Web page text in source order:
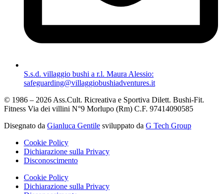
S.s.d. villaggio bushi a r.l. Maura Alessio:
safeguarding@villaggiobushiadventures.it
© 1986 – 2026 Ass.Cult. Ricreativa e Sportiva Dilett. Bushi-Fit.
Fitness Via dei villini N°9 Morlupo (Rm) C.F. 97414090585
Disegnato da Gianluca Gentile sviluppato da G Tech Group
Cookie Policy
Dichiarazione sulla Privacy
Disconoscimento
Cookie Policy
Dichiarazione sulla Privacy